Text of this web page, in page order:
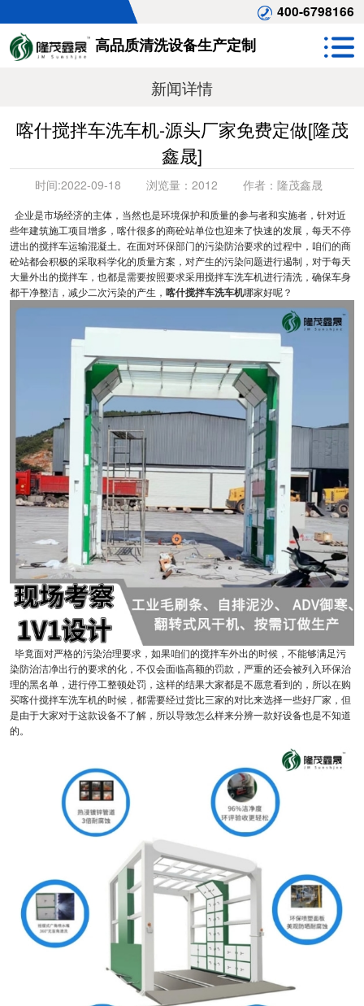
400-6798166
高品质清洗设备生产定制
新闻详情
喀什搅拌车洗车机-源头厂家免费定做[隆茂
鑫晟]
时间:2022-09-18 浏览量： 2012 作者： 隆茂鑫晟
企业是市场经济的主体，当然也是环境保护和质量的参与者和实施者，针对近
些年建筑施工项目增多，喀什很多的商砼站单位也迎来了快速的发展，每天不停
进出的搅拌车运输混凝土。在面对环保部门的污染防治要求的过程中，咱们的商
砼站都会积极的采取科学化的质量方案，对产生的污染问题进行遏制，对于每天
大量外出的搅拌车，也都是需要按照要求采用搅拌车洗车机进行清洗，确保车身
都干净整洁，减少二次污染的产生， 喀什搅拌车洗车机哪家好呢？
毕竟面对严格的污染治理要求，如果咱们的搅拌车外出的时候，不能够满足污
染防治洁净出行的要求的化，不仅会面临高额的罚款，严重的还会被列入环保治
理的黑名单，进行停工整顿处罚，这样的结果大家都是不愿意看到的，所以在购
买喀什搅拌车洗车机的时候，都需要经过货比三家的对比来选择一些好厂家，但
是由于大家对于这款设备不了解，所以导致怎么样来分辨一款好设备也是不知道
的。